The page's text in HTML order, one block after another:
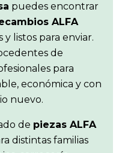
puedes encontrar
ALFA
y listos para enviar.
de
para
económica y con
nuevo.
de piezas ALFA
distintas familias